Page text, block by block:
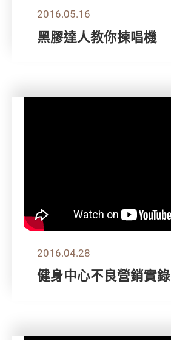
2016.05.16
黑膠達人教你揀唱機
2016.04.28
健身中心不良營銷實錄